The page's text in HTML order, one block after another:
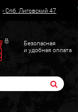
-Спб. Лиговский 47
Безопасная
и удобная оплата